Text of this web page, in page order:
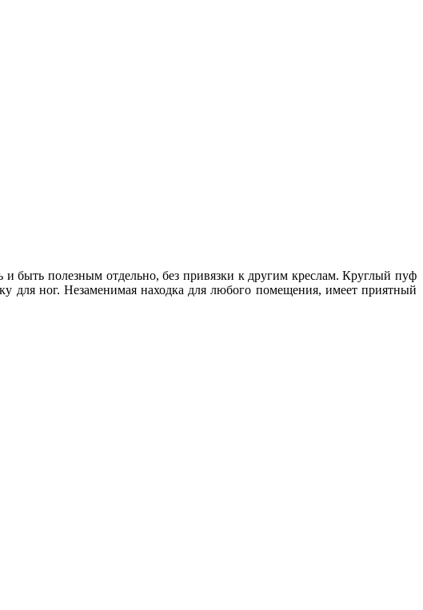
быть полезным отдельно, без привязки к другим креслам. Круглый пуф
для ног. Незаменимая находка для любого помещения, имеет приятный